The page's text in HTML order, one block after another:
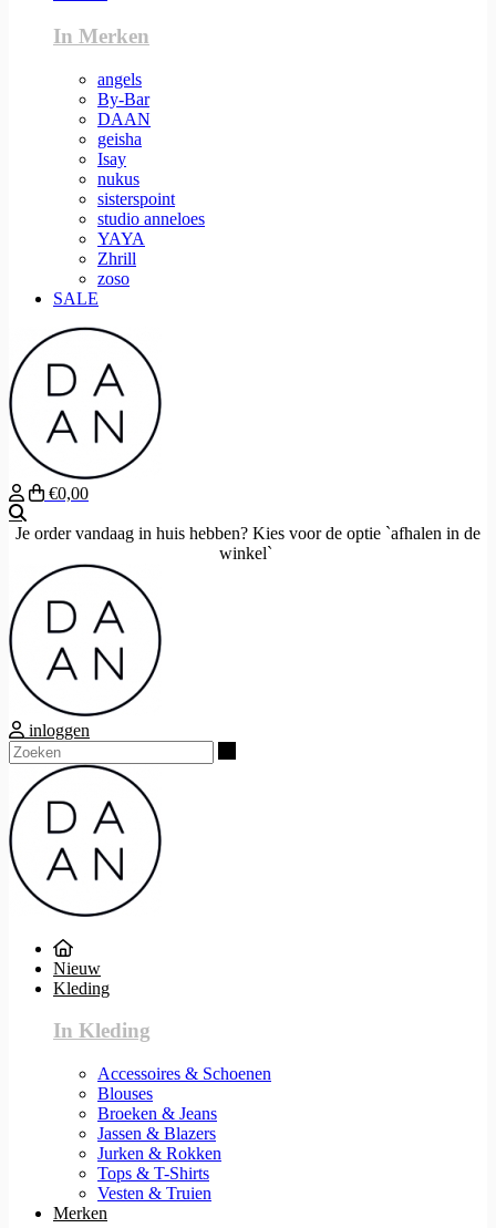
In Merken
angels
By-Bar
DAAN
geisha
Isay
nukus
sisterspoint
studio anneloes
YAYA
Zhrill
zoso
SALE
€0,00
Je order vandaag in huis hebben? Kies voor de optie `afhalen in de
winkel`
inloggen
Nieuw
Kleding
In Kleding
Accessoires & Schoenen
Blouses
Broeken & Jeans
Jassen & Blazers
Jurken & Rokken
Tops & T-Shirts
Vesten & Truien
Merken